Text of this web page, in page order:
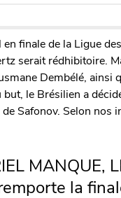
finale de la Ligue
serait rédhibitoire.
Dembélé, ainsi
but, le Brésilien a
Safonov. Selon nos
MANQUE,
la